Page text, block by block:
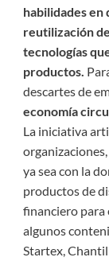
habilidades en
reutilización
tecnologías
productos.
descartes de
economía
La iniciativa
ya sea con la
productos de
financiero para
algunos
Startex,